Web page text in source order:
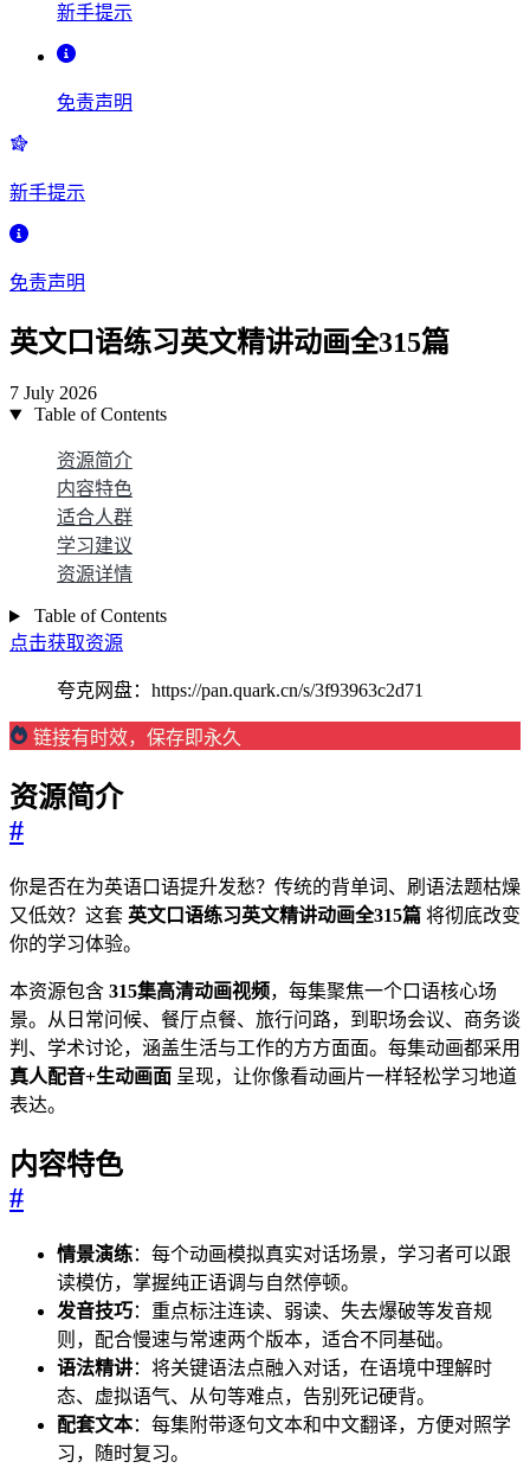
新手提示
免责声明
新手提示
免责声明
英文口语练习英文精讲动画全315篇
7 July 2026
Table of Contents
资源简介
内容特色
适合人群
学习建议
资源详情
Table of Contents
点击获取资源
夸克网盘：https://pan.quark.cn/s/3f93963c2d71
链接有时效，保存即永久
资源简介
#
你是否在为英语口语提升发愁？传统的背单词、刷语法题枯燥
又低效？这套 英文口语练习英文精讲动画全315篇 将彻底改变
你的学习体验。
本资源包含 315集高清动画视频，每集聚焦一个口语核心场
景。从日常问候、餐厅点餐、旅行问路，到职场会议、商务谈
判、学术讨论，涵盖生活与工作的方方面面。每集动画都采用
真人配音+生动画面 呈现，让你像看动画片一样轻松学习地道
表达。
内容特色
#
情景演练：每个动画模拟真实对话场景，学习者可以跟
读模仿，掌握纯正语调与自然停顿。
发音技巧：重点标注连读、弱读、失去爆破等发音规
则，配合慢速与常速两个版本，适合不同基础。
语法精讲：将关键语法点融入对话，在语境中理解时
态、虚拟语气、从句等难点，告别死记硬背。
配套文本：每集附带逐句文本和中文翻译，方便对照学
习，随时复习。